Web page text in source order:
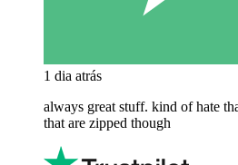
1 dia atrás
always great stuff. kind of hate
that are zipped though